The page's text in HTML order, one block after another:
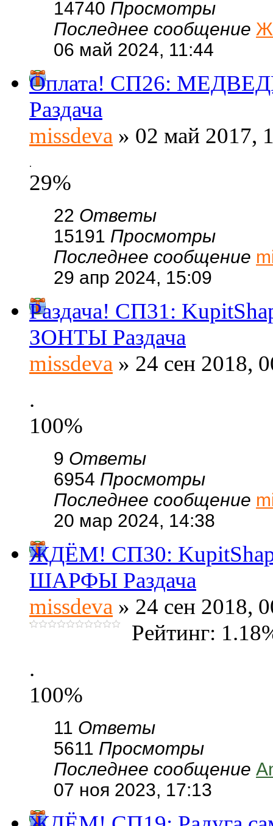
14740 Просмотры
Последнее сообщение
06 май 2024, 11:44
Оплата! СП26:
Раздача
missdeva » 02 май 2017,
.
29%
22 Ответы
15191 Просмотры
Последнее сообщение
29 апр 2024, 15:09
Раздача! СП31:
ЗОНТЫ Раздача
missdeva » 24 сен 2018,
.
100%
9 Ответы
6954 Просмотры
Последнее сообщение
20 мар 2024, 14:38
ЖДЁМ! СП30:
ШАРФЫ Раздача
missdeva » 24 сен 2018,
Рейтинг:
.
100%
11 Ответы
5611 Просмотры
Последнее сообщение
07 ноя 2023, 17:13